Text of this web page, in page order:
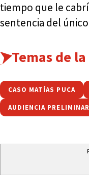
tiempo que le
sentencia del
Temas de
CASO MATÍAS PUCA
AUDIENCIA PRELIMINAR